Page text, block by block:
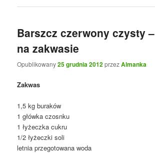
Barszcz czerwony czysty –
na zakwasie
Opublikowany25 grudnia 2012przezAlmanka
Zakwas
1,5 kg buraków
1 główka czosnku
1 łyżeczka cukru
1/2 łyżeczki soli
letnia przegotowana woda